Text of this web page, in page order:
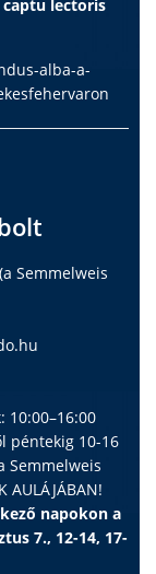
lectoris
alba-a-
Semmelweis
10:00–16:00
péntekig 10-16
Semmelweis
AULÁJÁBAN!
napokon a
7., 12-14, 17-